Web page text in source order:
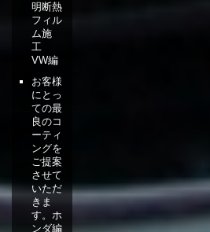
明断熱
フィル
ム施
工
VW編
お客様
にとっ
ての最
良のコ
ーティ
ングを
ご提案
させて
いただ
きま
す。ホ
ンダ編